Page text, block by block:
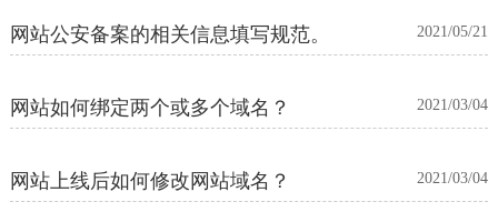
网站公安备案的相关信息填写规范。 2021/05/21
网站如何绑定两个或多个域名？ 2021/03/04
网站上线后如何修改网站域名？ 2021/03/04